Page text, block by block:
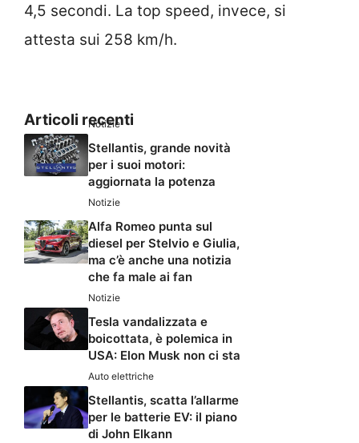
4,5 secondi. La top speed, invece, si
attesta sui 258 km/h.
Articoli recenti
Notizie
Stellantis, grande novità
per i suoi motori:
aggiornata la potenza
Notizie
Alfa Romeo punta sul
diesel per Stelvio e Giulia,
ma c’è anche una notizia
che fa male ai fan
Notizie
Tesla vandalizzata e
boicottata, è polemica in
USA: Elon Musk non ci sta
Auto elettriche
Stellantis, scatta l’allarme
per le batterie EV: il piano
di John Elkann